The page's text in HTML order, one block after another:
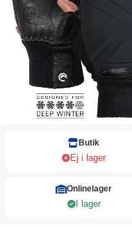
Butik
Ej i lager
Onlinelager
I lager